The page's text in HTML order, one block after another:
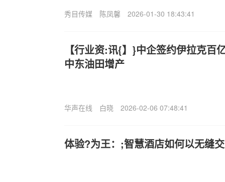
秀目传媒 陈凤馨 2026-01-30 18:43:41
【行业资:讯{】}中企签约伊拉克百
中东油田增产
华声在线 白晓 2026-02-06 07:48:41
体验?为王：;智慧酒店如何以无缝